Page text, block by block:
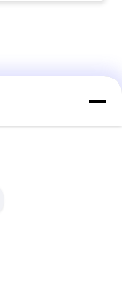
de salles